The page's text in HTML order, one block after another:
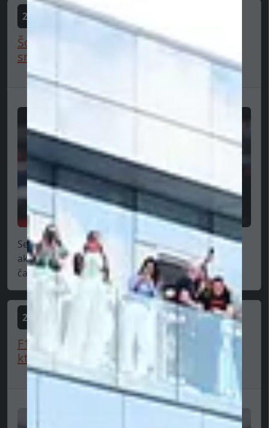
2025-06-25
Šokujúce: "Keby sme mohli, postavili by
sme sa na štart len...
Sergio Perez prekvapujúce detaily odhalil o tom,
ako to vlastne funguje v Red Bull Racing. V
časoch,...
2025-06-25
F1 zamestnanec: “Neskutočné peniaze,
ktorými Cadillac okráda...